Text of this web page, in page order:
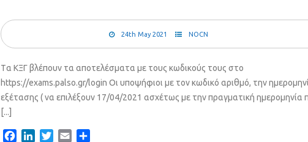
24th May 2021 NOCN
Tα ΚΞΓ βλέπουν τα αποτελέσματα με τους κωδικούς τους στο
https://exams.palso.gr/login Οι υποψήφιοι με τον κωδικό αριθμό, την
εξέτασης ( να επιλέξουν 17/04/2021 ασχέτως με την πραγματική ημερομηνία
[...]
FacebookLinkedInTwitterEmail